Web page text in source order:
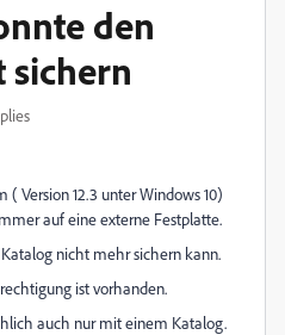
den
sichern
Version 12.3 unter Windows 10)
auf eine externe Festplatte.
Katalog nicht mehr sichern kann.
ist vorhanden.
auch nur mit einem Katalog.